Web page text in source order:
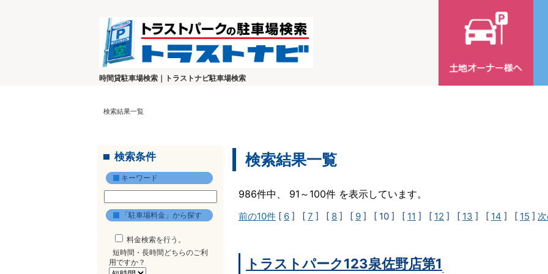
時間貸駐車場検索｜トラストナビ駐車場検索
検索結果一覧
検索条件
キーワード
「駐車場料金」から探す
料金検索を行う。
短時間・長時間どちらのご利
用ですか？
検索結果一覧
986件中、 91～100件 を表示しています。
前の10件 [ 6 ] [ 7 ] [ 8 ] [ 9 ] [ 10 ] [ 11 ] [ 12 ] [ 13 ] [ 14 ] [ 15 ]
トラストパーク123泉佐野店第1